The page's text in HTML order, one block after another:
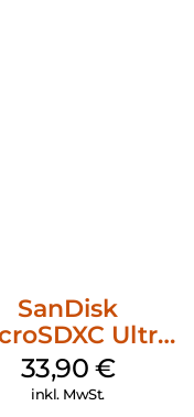
SanDisk
Ultra
GB + Adapter
Mobile
33,90 €
inkl. MwSt.